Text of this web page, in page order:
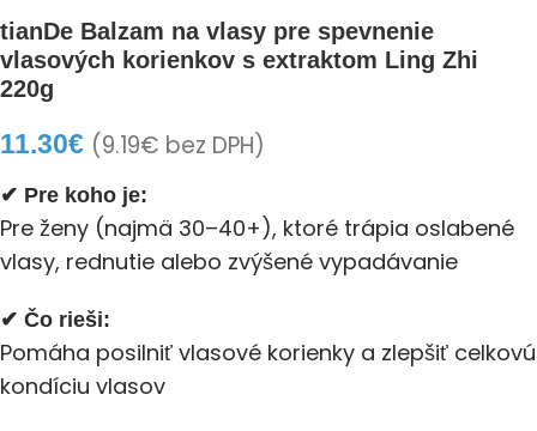
tianDe Balzam na vlasy pre spevnenie
vlasových korienkov s extraktom Ling Zhi
220g
11.30€ (9.19€ bez DPH)
✔ Pre koho je:
Pre ženy (najmä 30–40+), ktoré trápia oslabené
vlasy, rednutie alebo zvýšené vypadávanie
✔ Čo rieši:
Pomáha posilniť vlasové korienky a zlepšiť celkovú
kondíciu vlasov